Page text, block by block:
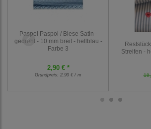
Paspel Paspol / Biese Satin -
gedreht - 10 mm breit - hellblau -
Farbe 3
2,90 € *
Grundpreis: 2,90 € / m
Streifen -